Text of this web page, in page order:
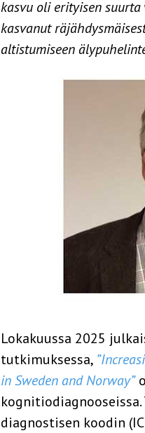
kasvu oli erityisen
kasvanut
altistumiseen
Lokakuussa 2025
tutkimuksessa,
in Sweden and Norway”
diagnostisen koodin